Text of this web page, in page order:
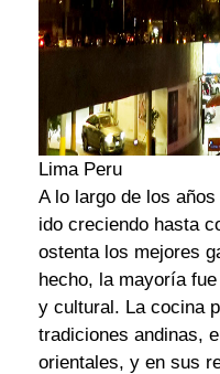
Lima Peru
A lo largo de los
ido creciendo hasta
ostenta los mejores
hecho, la mayoría
y cultural. La cocina
tradiciones andinas,
orientales, y en sus